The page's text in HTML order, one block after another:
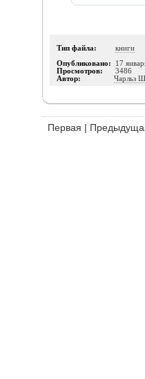
Тип файла: книги
Опубликовано: 17
Просмотров: 3486
Автор: Чарльз
Первая |